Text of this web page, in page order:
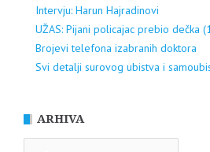
Intervju: Harun Hajradinovi
UŽAS: Pijani policajac prebio dečka
Brojevi telefona izabranih doktora
Svi detalji surovog ubistva i
ARHIVA